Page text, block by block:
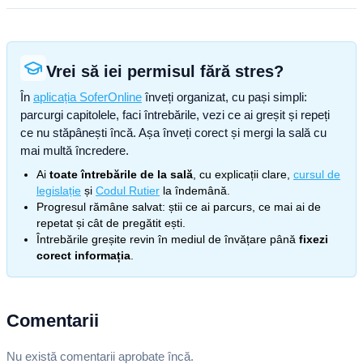
Vrei să iei permisul fără stres?
În aplicația SoferOnline înveți organizat, cu pași simpli:
parcurgi capitolele, faci întrebările, vezi ce ai greșit și repeți
ce nu stăpânești încă. Așa înveți corect și mergi la sală cu
mai multă încredere.
Ai toate întrebările de la sală , cu explicații clare, cursul de
legislație și Codul Rutier la îndemână.
Progresul rămâne salvat: știi ce ai parcurs, ce mai ai de
repetat și cât de pregătit ești.
Întrebările greșite revin în mediul de învățare până fixezi
corect informația
Comentarii
Nu există comentarii aprobate încă.